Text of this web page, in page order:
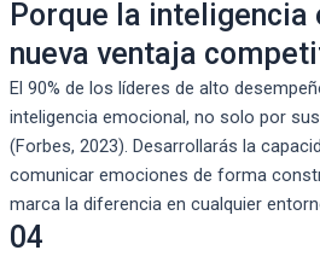
Porque la inteligencia
nueva ventaja
El 90% de los líderes de alto
inteligencia emocional, no solo por
(Forbes, 2023). Desarrollarás la
comunicar emociones de forma
marca la diferencia en cualquier
04